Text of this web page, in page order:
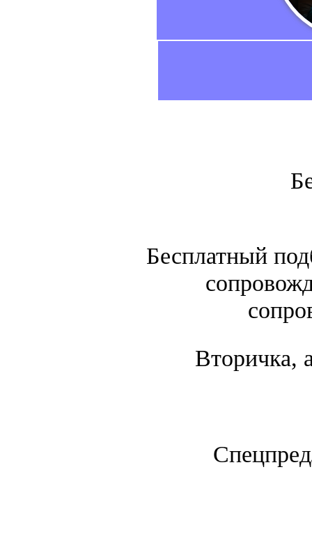
Бесплатный
Вторичка,